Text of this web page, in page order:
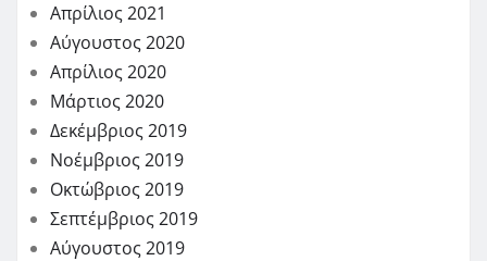
Απρίλιος 2021
Αύγουστος 2020
Απρίλιος 2020
Μάρτιος 2020
Δεκέμβριος 2019
Νοέμβριος 2019
Οκτώβριος 2019
Σεπτέμβριος 2019
Αύγουστος 2019